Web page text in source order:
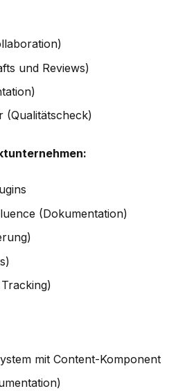
und Reviews)
(Qualitätscheck)
(Dokumentation)
mit Content-Komponent